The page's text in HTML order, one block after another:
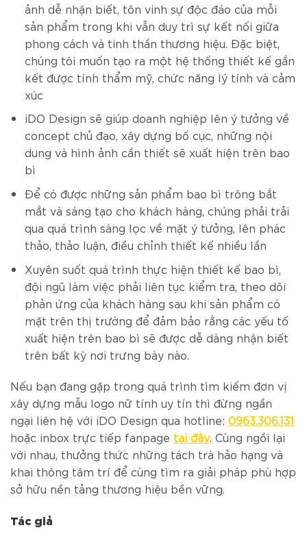
ảnh dễ nhận biết, tôn vinh sự độc đáo của mỗi
sản phẩm trong khi vẫn duy trì sự kết nối giữa
phong cách và tinh thần thương hiệu. Đặc biệt,
chúng tôi muốn tạo ra một hệ thống thiết kế gắn
kết được tính thẩm mỹ, chức năng lý tính và cảm
xúc
iDO Design sẽ giúp doanh nghiệp lên ý tưởng về
concept chủ đạo, xây dựng bố cục, những nội
dung và hình ảnh cần thiết sẽ xuất hiện trên bao
bì
Để có được những sản phẩm bao bì trông bắt
mắt và sáng tạo cho khách hàng, chúng phải trải
qua quá trình sàng lọc về mặt ý tưởng, lên phác
thảo, thảo luận, điều chỉnh thiết kế nhiều lần
Xuyên suốt quá trình thực hiện thiết kế bao bì,
đội ngũ làm việc phải liên tục kiểm tra, theo dõi
phản ứng của khách hàng sau khi sản phẩm có
mặt trên thị trường để đảm bảo rằng các yếu tố
xuất hiện trên bao bì sẽ được dễ dàng nhận biết
trên bất kỳ nơi trưng bày nào.
Nếu bạn đang gặp trong quá trình tìm kiếm đơn vị
xây dựng mẫu logo nữ tính uy tín thì đừng ngần
ngại liên hệ với iDO Design qua hotline: 0963.306.131
hoặc inbox trực tiếp fanpage tại đây. Cùng ngồi lại
với nhau, thưởng thức những tách trà hảo hạng và
khai thông tâm trí để cùng tìm ra giải pháp phù hợp
sở hữu nền tảng thương hiệu bền vững.
Tác giả